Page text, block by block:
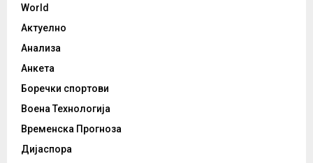
World
Актуелно
Анализа
Анкета
Боречки спортови
Воена Технологија
Временска Прогноза
Дијаспора